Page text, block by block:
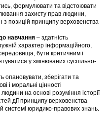
формулювати та відстоювати
захисту прав людини,
з позицій принципу верховенства
навчання – здатність
характер інформаційного,
бути критичним і
у змінюваних суспільно-
опановувати, зберігати та
і моральні цінності
на основі розуміння історії
дії принципу верховенства
системі юридико-правових знань.